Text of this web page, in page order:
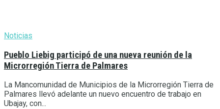
Noticias
Pueblo Liebig participó de una nueva reunión de la
Microrregión Tierra de Palmares
La Mancomunidad de Municipios de la Microrregión Tierra de
Palmares llevó adelante un nuevo encuentro de trabajo en
Ubajay, con...